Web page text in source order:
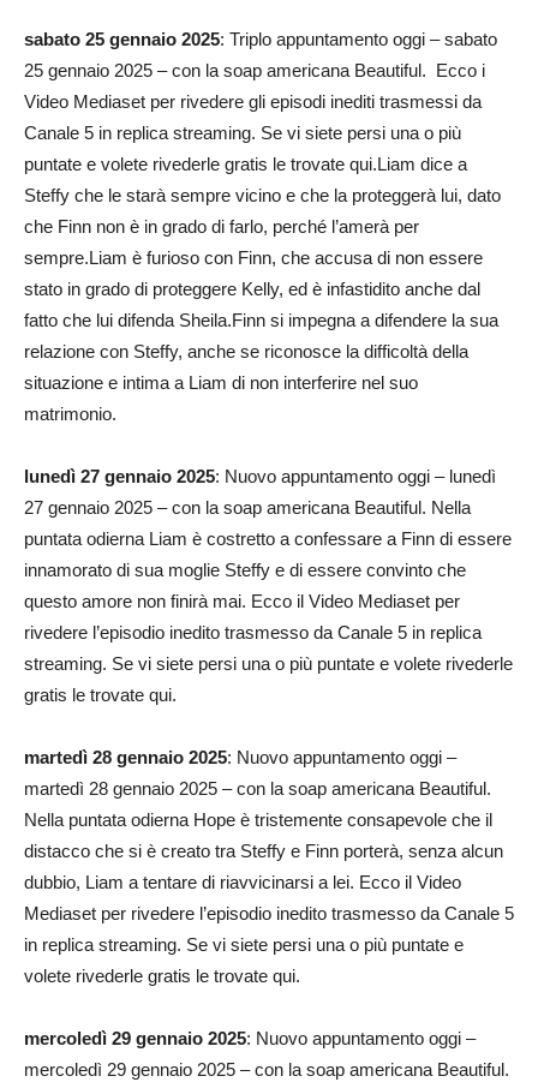
sabato 25 gennaio 2025: Triplo appuntamento oggi – sabato
25 gennaio 2025 – con la soap americana Beautiful. Ecco i
Video Mediaset per rivedere gli episodi inediti trasmessi da
Canale 5 in replica streaming. Se vi siete persi una o più
puntate e volete rivederle gratis le trovate qui.Liam dice a
Steffy che le starà sempre vicino e che la proteggerà lui, dato
che Finn non è in grado di farlo, perché l’amerà per
sempre.Liam è furioso con Finn, che accusa di non essere
stato in grado di proteggere Kelly, ed è infastidito anche dal
fatto che lui difenda Sheila.Finn si impegna a difendere la sua
relazione con Steffy, anche se riconosce la difficoltà della
situazione e intima a Liam di non interferire nel suo
matrimonio.
lunedì 27 gennaio 2025: Nuovo appuntamento oggi – lunedì
27 gennaio 2025 – con la soap americana Beautiful. Nella
puntata odierna Liam è costretto a confessare a Finn di essere
innamorato di sua moglie Steffy e di essere convinto che
questo amore non finirà mai. Ecco il Video Mediaset per
rivedere l’episodio inedito trasmesso da Canale 5 in replica
streaming. Se vi siete persi una o più puntate e volete rivederle
gratis le trovate qui.
martedì 28 gennaio 2025: Nuovo appuntamento oggi –
martedì 28 gennaio 2025 – con la soap americana Beautiful.
Nella puntata odierna Hope è tristemente consapevole che il
distacco che si è creato tra Steffy e Finn porterà, senza alcun
dubbio, Liam a tentare di riavvicinarsi a lei. Ecco il Video
Mediaset per rivedere l’episodio inedito trasmesso da Canale 5
in replica streaming. Se vi siete persi una o più puntate e
volete rivederle gratis le trovate qui.
mercoledì 29 gennaio 2025: Nuovo appuntamento oggi –
mercoledì 29 gennaio 2025 – con la soap americana Beautiful.